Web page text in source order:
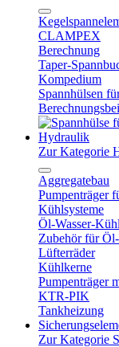
CLAMPEX
Berechnung
Taper-
Kompedium
Spannhülsen
Hydraulik
Zur Kategorie
Aggregatebau
Pumpenträger
Kühlsysteme
Öl-Wasser-
Zubehör für
Lüfterräder
Kühlkerne
Pumpenträger
KTR-PIK
Tankheizung
Zur Kategorie